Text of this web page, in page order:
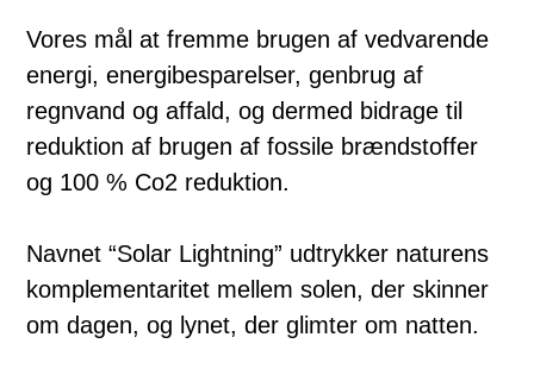
Vores mål at fremme brugen af vedvarende
energi, energibesparelser, genbrug af
regnvand og affald, og dermed bidrage til
reduktion af brugen af fossile brændstoffer
og 100 % Co2 reduktion.
Navnet “Solar Lightning” udtrykker naturens
komplementaritet mellem solen, der skinner
om dagen, og lynet, der glimter om natten.